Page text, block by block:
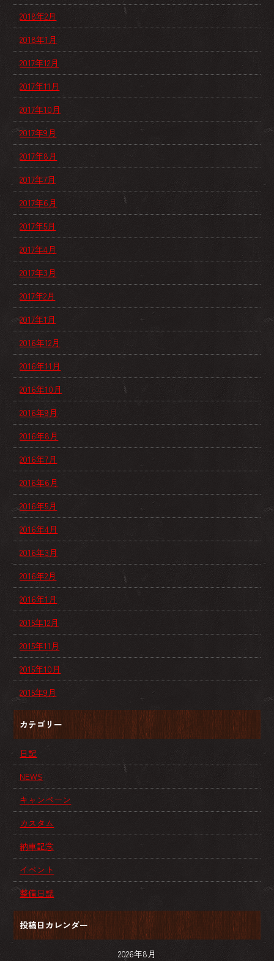
2018年2月
2018年1月
2017年12月
2017年11月
2017年10月
2017年9月
2017年8月
2017年7月
2017年6月
2017年5月
2017年4月
2017年3月
2017年2月
2017年1月
2016年12月
2016年11月
2016年10月
2016年9月
2016年8月
2016年7月
2016年6月
2016年5月
2016年4月
2016年3月
2016年2月
2016年1月
2015年12月
2015年11月
2015年10月
2015年9月
カテゴリー
日記
NEWS
キャンペーン
カスタム
納車記念
イベント
整備日誌
投稿日カレンダー
2026年8月